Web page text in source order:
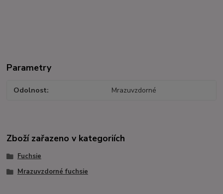
Parametry
Odolnost Mrazuvzdorné
Zboží zařazeno v kategoriích
Fuchsie
Mrazuvzdorné fuchsie